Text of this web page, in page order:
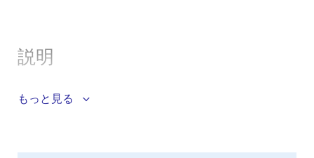
動作パラメータや障害事象を保存するための不揮発
性メモリ
説明
ZL8802は、デュアル出力またはデュアルフェーズのデ
ュアルフェーズ構成で連動させることも可能で、最大4
もっと見る